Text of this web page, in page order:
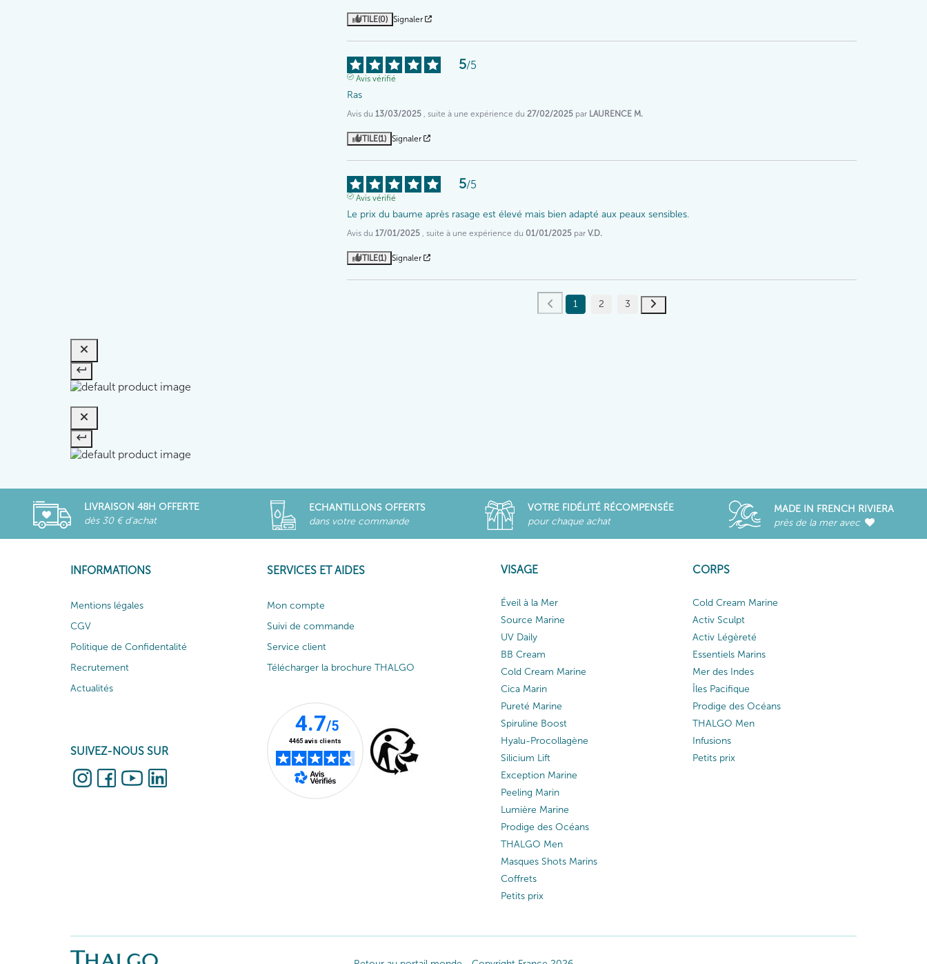
UTILE(0) Signaler
5/5
Avis vérifié
Ras
Avis du 13/03/2025 , suite à une expérience du 27/02/2025 par LAURENCE M.
UTILE(1) Signaler
5/5
Avis vérifié
Le prix du baume après rasage est élevé mais bien adapté aux peaux sensibles.
Avis du 17/01/2025 , suite à une expérience du 01/01/2025 parV.D.
UTILE(1) Signaler
1 2 3
LIVRAISON 48H OFFERTE
dès 30 € d'achat
ECHANTILLONS OFFERTS
dans votre commande
VOTRE FIDÉLITÉ RÉCOMPENSÉE
pour chaque achat
MADE IN FRENCH RIVIERA
près de la mer avec
INFORMATIONS
Mentions légales
CGV
Politique de Confidentalité
Recrutement
Actualités
SUIVEZ-NOUS SUR
SERVICES ET AIDES
Mon compte
Suivi de commande
Service client
Télécharger la brochure THALGO
VISAGE
Éveil à la Mer
Source Marine
UV Daily
BB Cream
Cold Cream Marine
Cica Marin
Pureté Marine
Spiruline Boost
Hyalu-Procollagène
Silicium Lift
Exception Marine
Peeling Marin
Lumière Marine
Prodige des Océans
THALGO Men
Masques Shots Marins
Coffrets
Petits prix
CORPS
Cold Cream Marine
Activ Sculpt
Activ Légèreté
Essentiels Marins
Mer des Indes
Îles Pacifique
Prodige des Océans
THALGO Men
Infusions
Petits prix